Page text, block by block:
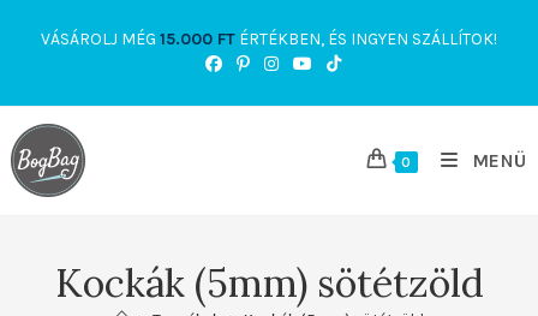
VÁSÁROLJ MÉG 15.000 FT ÉRTÉKBEN, ÉS INGYEN SZÁLLÍTOK!
0 MENÜ
Kockák (5mm) sötétzöld